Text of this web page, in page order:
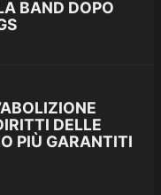
BAND DOPO
DELLE
PIÙ GARANTITI